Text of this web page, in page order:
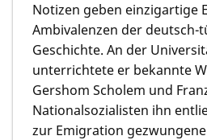
Notizen geben einzigartige
Ambivalenzen der deutsch-
Geschichte. An der
unterrichtete er bekannte
Gershom Scholem und
Nationalsozialisten ihn
zur Emigration